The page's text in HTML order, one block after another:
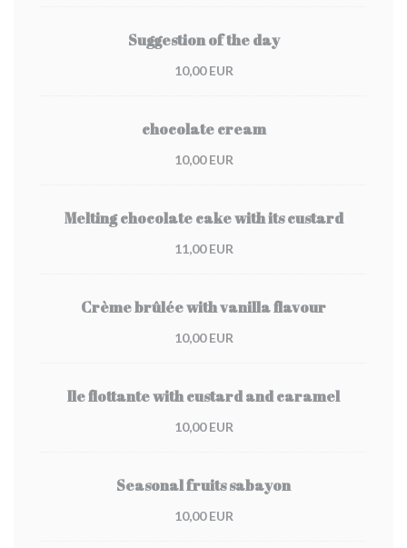
Suggestion of the day
10,00 EUR
chocolate cream
10,00 EUR
Melting chocolate cake with its custard
11,00 EUR
Crème brûlée with vanilla flavour
10,00 EUR
Ile flottante with custard and caramel
10,00 EUR
Seasonal fruits sabayon
10,00 EUR